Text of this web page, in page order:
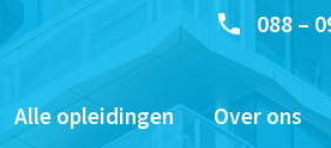
088 –
Alle opleidingen Over ons